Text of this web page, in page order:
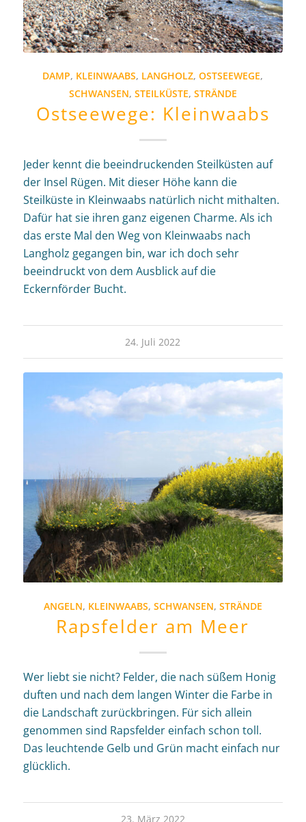
DAMP, KLEINWAABS, LANGHOLZ,OSTSEEWEGE,
SCHWANSEN, STEILKÜSTE, STRÄNDE
Ostseewege: Kleinwaabs
Jeder kennt die beeindruckenden Steilküsten auf
der Insel Rügen. Mit dieser Höhe kann die
Steilküste in Kleinwaabs natürlich nicht mithalten.
Dafür hat sie ihren ganz eigenen Charme. Als ich
das erste Mal den Weg von Kleinwaabs nach
Langholz gegangen bin, war ich doch sehr
beeindruckt von dem Ausblick auf die
Eckernförder Bucht.
24. Juli 2022
ANGELN, KLEINWAABS, SCHWANSEN, STRÄNDE
Rapsfelder am Meer
Wer liebt sie nicht? Felder, die nach süßem Honig
duften und nach dem langen Winter die Farbe in
die Landschaft zurückbringen. Für sich allein
genommen sind Rapsfelder einfach schon toll.
Das leuchtende Gelb und Grün macht einfach nur
glücklich.
23. März 2022